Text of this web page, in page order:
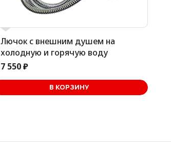
Лючок с внешним душем на
холодную и горячую воду
7 550 ₽
В КОРЗИНУ